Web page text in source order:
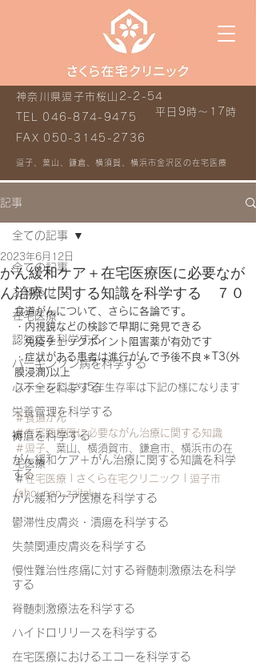
平日9時～17時
神奈川県逗子市桜山2-2-54
TEL 046-874-9475
FAX 050-3145-2736
逗子、葉山、鎌倉、横須賀、横浜市金沢区の在宅医療
記事
全ての記事
お知らせ
在宅医療
認知症を科学する
パーキンソン病を科学する
心不全を科学する
栄養管理を科学する
褥瘡を科学する
がん緩和ケア＋がん治療に関する知識を科学
する
がん緩和ケア医療を科学する
鬱滞性皮膚炎・潰瘍を科学する
失禁関連皮膚炎を科学する
慢性難治性疼痛に対する脊髄刺激療法を科学
する
脊髄刺激療法を科学する
ハイドロリリースを科学する
在宅医療におけるエコーを科学する
全ての記事
がん緩和ケア＋在宅医療医に必要なが
ん治療に関する知識を科学する ７０
2023年6月12日
食道がんについて、さらに各論です。
・内視鏡などの検診で早期に発見できる
・免疫チェックポイント阻害薬が有効です
・症状がある患者は進行がんで予後不良＊T3(外
膜浸潤)以上
ステージにより5年生存率は下記の様になります
＃食道がん
＃在宅医療医に必要ながん治療に関する知識
＃逗子 、葉山、横須賀市、鎌倉市、横浜市の在
宅医療
＃在宅医療 | さくら在宅クリニック | 逗子市
(shounan-zaitaku